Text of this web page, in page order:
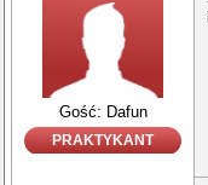
Gość: Dafun
PRAKTYKANT